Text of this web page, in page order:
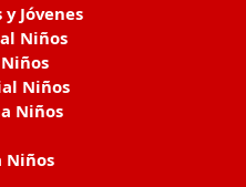
Jóvenes
Niños
Niños
Niños
Niños